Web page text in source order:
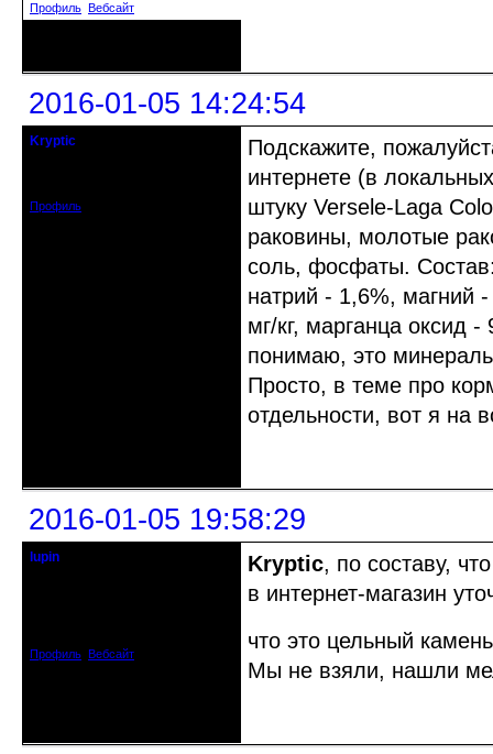
Профиль Вебсайт
2016-01-05 14:24:54
Kryptic
Профиль
Подскажите,
интернете (в
штуку Versele-Laga
раковины, молотые
соль, фосфаты.
натрий - 1,6%, магний
мг/кг, марганца оксид
понимаю, это
Просто, в теме про
отдельности, вот я на
2016-01-05 19:58:29
lupin
Профиль Вебсайт
Kryptic, по составу,
в интернет-магазин
что это цельный
Мы не взяли, нашли